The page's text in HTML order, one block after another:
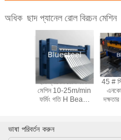
অধিক ছাদ প্যানেল রোল বিরচন মেশিন
হাইড্রোলিক কাটার ছাদ
প্যানেল রোল বিরচন মেশিন
রোল
ভাষা পরিবর্তন করুন